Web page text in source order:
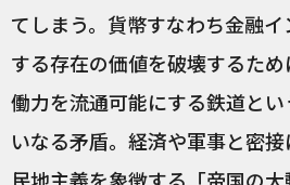
てしまう。貨幣すなわち金融
する存在の価値を破壊するた
働力を流通可能にする鉄道と
いなる矛盾。経済や軍事と密